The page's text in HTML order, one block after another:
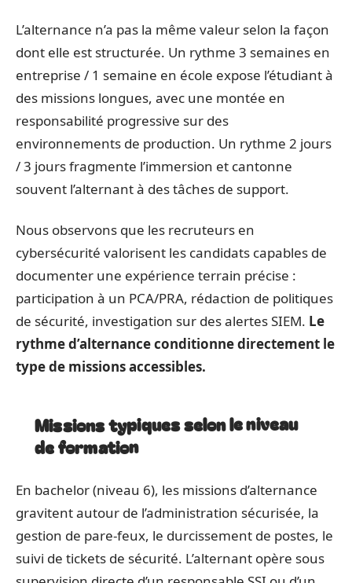
L’alternance n’a pas la même valeur selon la façon
dont elle est structurée. Un rythme 3 semaines en
entreprise / 1 semaine en école expose l’étudiant à
des missions longues, avec une montée en
responsabilité progressive sur des
environnements de production. Un rythme 2 jours
/ 3 jours fragmente l’immersion et cantonne
souvent l’alternant à des tâches de support.
Nous observons que les recruteurs en
cybersécurité valorisent les candidats capables de
documenter une expérience terrain précise :
participation à un PCA/PRA, rédaction de politiques
de sécurité, investigation sur des alertes SIEM. Le
rythme d’alternance conditionne directement le
type de missions accessibles.
Missions typiques selon le niveau
de formation
En bachelor (niveau 6), les missions d’alternance
gravitent autour de l’administration sécurisée, la
gestion de pare-feux, le durcissement de postes, le
suivi de tickets de sécurité. L’alternant opère sous